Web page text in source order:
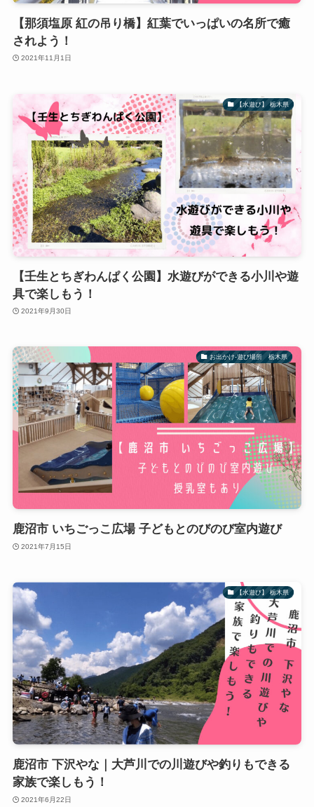
【那須塩原 紅の吊り橋】紅葉でいっぱいの名所で癒
されよう！
2021年11月1日
【水遊び】 栃木県
【壬生とちぎわんぱく公園】水遊びができる小川や遊
具で楽しもう！
2021年9月30日
お出かけ-遊び場所 栃木県
鹿沼市 いちごっこ広場 子どもとのびのび室内遊び
2021年7月15日
【水遊び】 栃木県
鹿沼市 下沢やな｜大芦川での川遊びや釣りもできる
家族で楽しもう！
2021年6月22日